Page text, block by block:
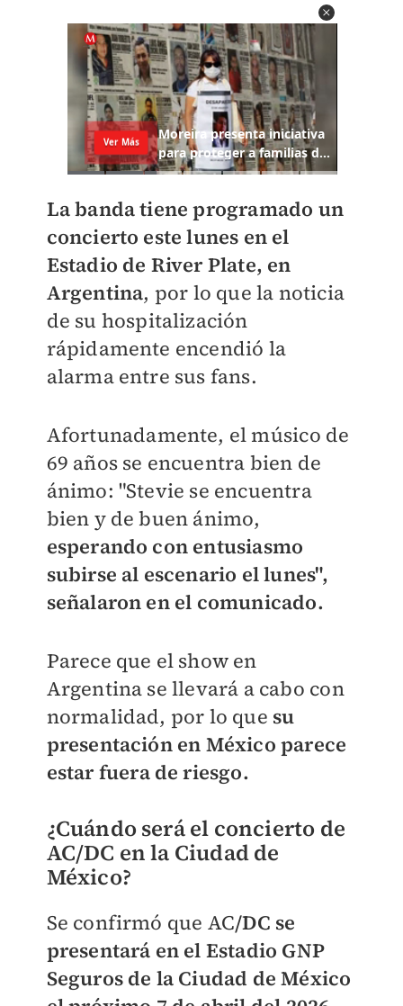
La banda tiene programado un
concierto este lunes en el
Estadio de River Plate, en
Argentina, por lo que la noticia
de su hospitalización
rápidamente encendió la
alarma entre sus fans.
Afortunadamente, el músico de
69 años se encuentra bien de
ánimo: "Stevie se encuentra
bien y de buen ánimo,
esperando con entusiasmo
subirse al escenario el lunes",
señalaron en el comunicado.
Parece que el show en
Argentina se llevará a cabo con
normalidad, por lo que su
presentación en México parece
estar fuera de riesgo.
¿Cuándo será el concierto de
AC/DC en la Ciudad de
México?
Se confirmó que AC/DC se
presentará en el Estadio GNP
Seguros de la Ciudad de México